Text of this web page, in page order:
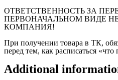
ОТВЕТСТВЕННОСТЬ ЗА
ПЕРВОНАЧАЛЬНОМ ВИДЕ
КОМПАНИЯ!
При получении товара в ТК,
перед тем, как расписаться
Additional